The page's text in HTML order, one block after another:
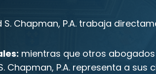
Chapman, P.A. trabaja
mientras que otros
P.A. representa a sus